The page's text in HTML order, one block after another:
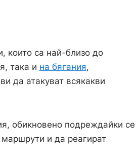
които са най-близо до
така и на бягания,
да атакуват всякакви
обикновено подреждайки
и да реагират